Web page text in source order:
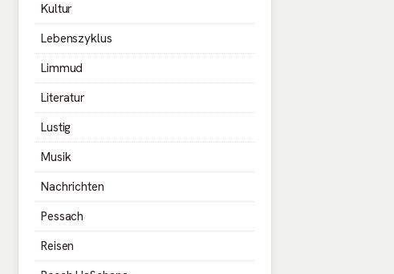
Kultur
Lebenszyklus
Limmud
Literatur
Lustig
Musik
Nachrichten
Pessach
Reisen